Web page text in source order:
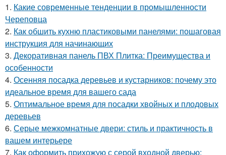
1. Какие современные тенденции в промышленности
Череповца
2. Как обшить кухню пластиковыми панелями: пошаговая
инструкция для начинающих
3. Декоративная панель ПВХ Плитка: Преимущества и
особенности
4. Осенняя посадка деревьев и кустарников: почему это
идеальное время для вашего сада
5. Оптимальное время для посадки хвойных и плодовых
деревьев
6. Серые межкомнатные двери: стиль и практичность в
вашем интерьере
7. Как оформить прихожую с серой входной дверью: